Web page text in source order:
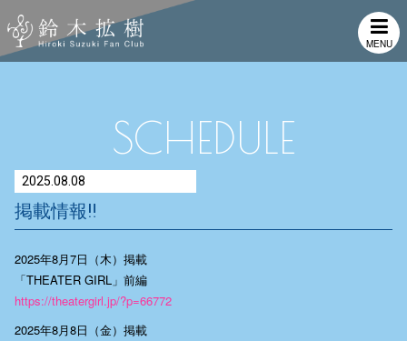
MENU
SCHEDULE
2025.08.08
掲載情報‼
2025年8月7日（木）掲載
「THEATER GIRL」前編
https://theatergirl.jp/?p=66772
2025年8月8日（金）掲載